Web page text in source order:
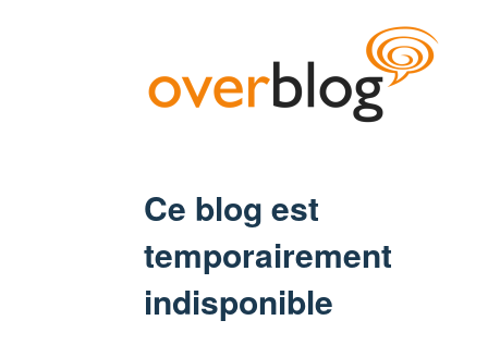
Ce blog est
temporairement
indisponible